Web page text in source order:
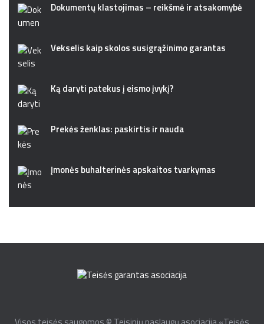
Dokumentų klastojimas – reikšmė ir atsakomybė
Vekselis kaip skolos susigrąžinimo garantas
Ką daryti patekus į eismo įvykį?
Prekės ženklas: paskirtis ir nauda
Įmonės buhalterinės apskaitos tvarkymas